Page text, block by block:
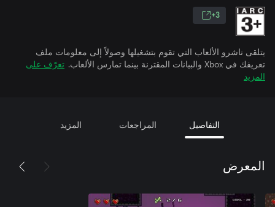
3+
يتلقى ناشرو الألعاب التي تقوم بتشغيلها وصولاً إلى معلومات ملف
تعريفك في Xbox والبيانات المقترنة بينما تمارس الألعاب.
تعرّف على
المزيد
التفاصيل المراجعات المزيد
المعرض